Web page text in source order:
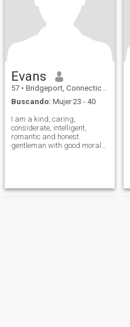
Evans
57 • Bridgeport, Connecticut, Estados Unidos
Buscando: Mujer 23 - 40
I am a kind, caring,
considerate, intelligent,
romantic and honest
gentleman with good moral
Professor, I am a good